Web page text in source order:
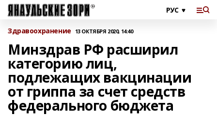
Здравоохранение 13 ОКТЯБРЯ 2020, 14:40
Минздрав РФ расширил
категорию лиц,
подлежащих вакцинации
от гриппа за счет средств
федерального бюджета